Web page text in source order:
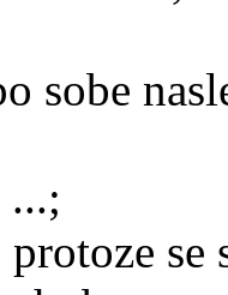
sobe